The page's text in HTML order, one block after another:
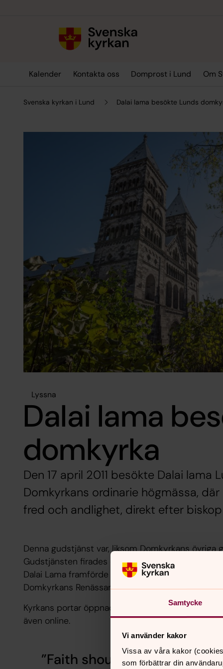
Samtycke
Vi använder kakor
Vissa av våra kakor
som förbättrar din
Kalender Kontakta oss Domprost i Lund Om
Svenska kyrkan i Lund Dalai lama besökte Lunds
Lyssna
Dalai lama
domkyrka
Den 17 april 2011 besökte Dalai lama
Domkyrkans ordinarie högmässa,
fred och andlighet, direkt efter
Denna gudstjänst var, liksom Domkyrkans
Gudstjänsten firades enligt Svenska kyrkans
Dalai Lama framförde ett fredsbudskap.
Domkyrkans Renässansensemble sjöng under
Kyrkans portar öppnades kl. 09.30 och 1100
även online.
Faith should not remain in